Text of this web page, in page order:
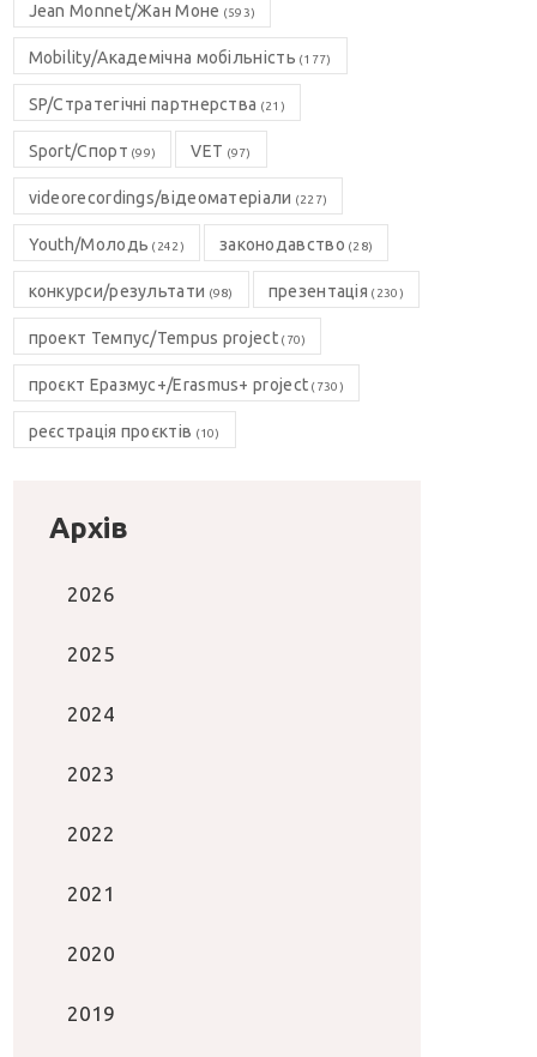
Jean Monnet/Жан Моне (593)
Mobility/Академічна мобільність (177)
SP/Стратегічні партнерства (21)
Sport/Спорт (99) VET (97)
videorecordings/відеоматеріали (227)
Youth/Молодь (242) законодавство (28)
конкурси/результати (98) презентація (230)
проект Темпус/Tempus project(70)
проєкт Еразмус+/Erasmus+ project (730)
реєстрація проєктів (10)
Архів
2026
2025
2024
2023
2022
2021
2020
2019